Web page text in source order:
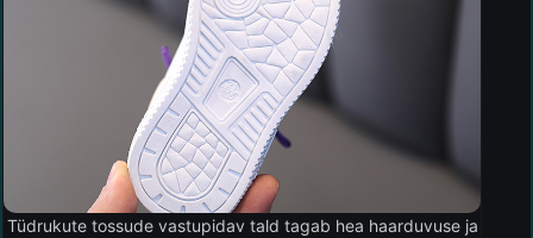
Tüdrukute tossude vastupidav tald tagab hea haarduvuse ja